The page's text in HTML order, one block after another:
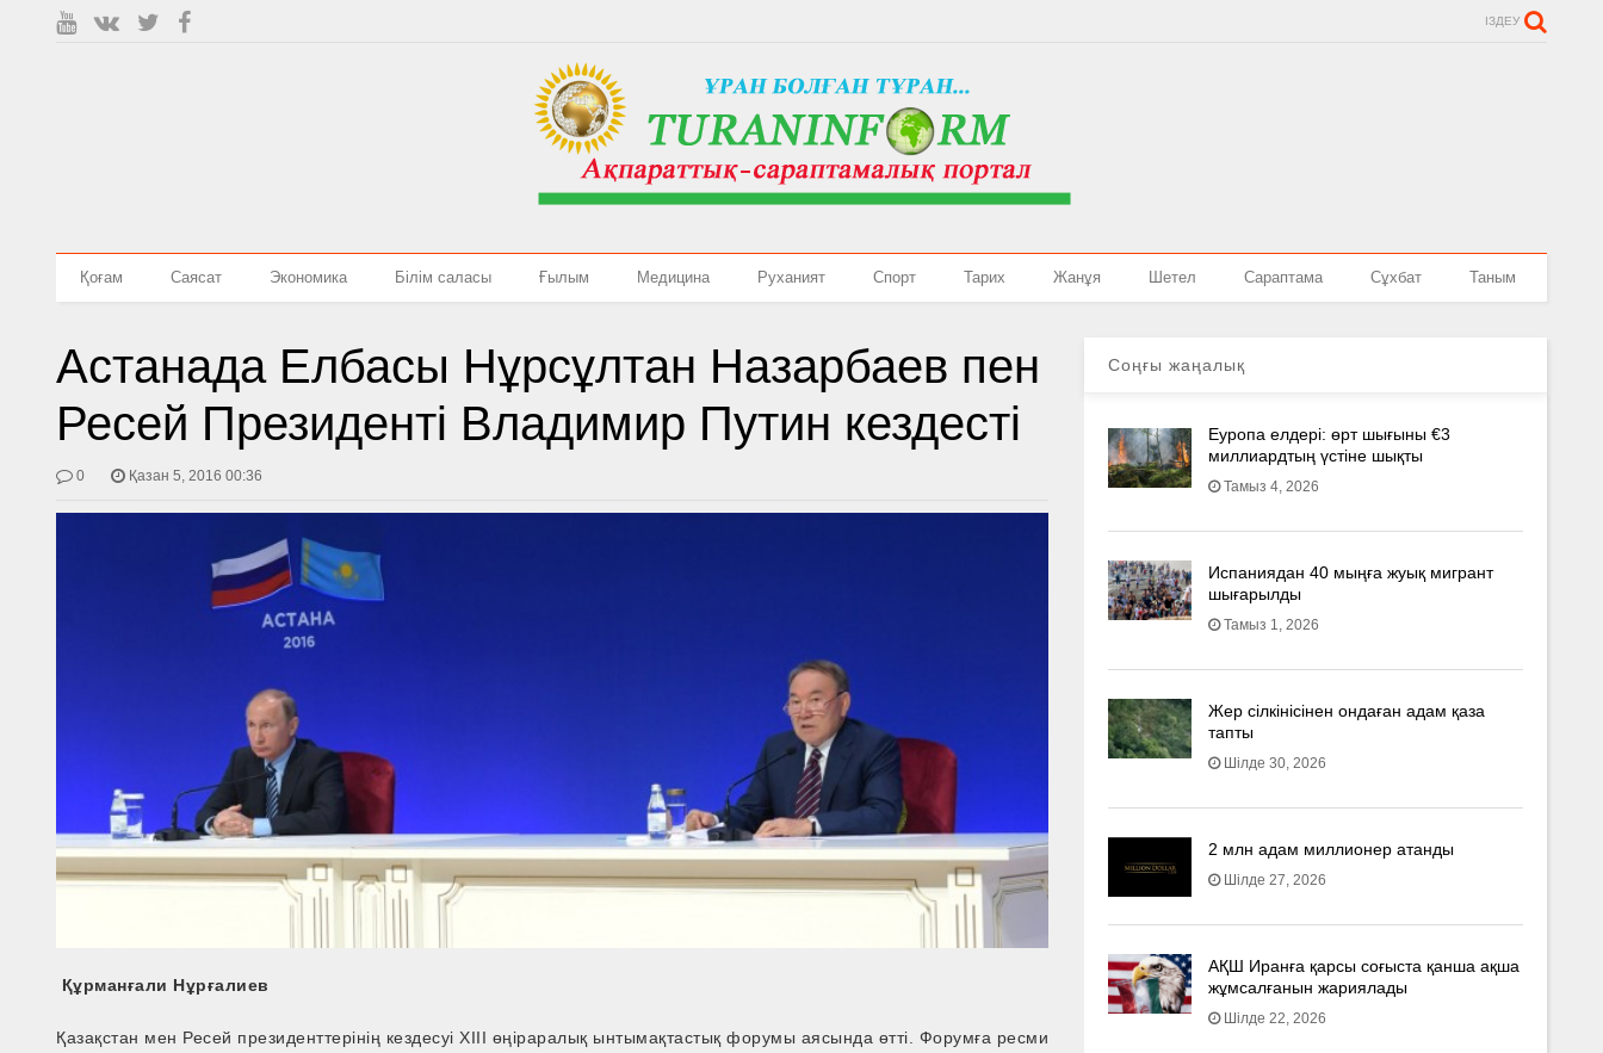
ІЗДЕУ
Қоғам Саясат Экономика Білім саласы Ғылым Медицина Руханият Спорт Тарих Жанұя Шетел Сараптама Сұхбат Таным
Астанада Елбасы Нұрсұлтан Назарбаев пен
Ресей Президенті Владимир Путин кездесті
0 Қазан 5, 2016 00:36
Құрманғали Нұрғалиев
Қазақстан мен Ресей президенттерінің кездесуі XIII өңіраралық ынтымақтастық форумы аясында өтті. Форумға ресми
Соңғы жаңалық
Еуропа елдері: өрт шығыны €3
миллиардтың үстіне шықты
Тамыз 4, 2026
Испаниядан 40 мыңға жуық мигрант
шығарылды
Тамыз 1, 2026
Жер сілкінісінен ондаған адам қаза
тапты
Шілде 30, 2026
2 млн адам миллионер атанды
Шілде 27, 2026
АҚШ Иранға қарсы соғыста қанша ақша
жұмсалғанын жариялады
Шілде 22, 2026